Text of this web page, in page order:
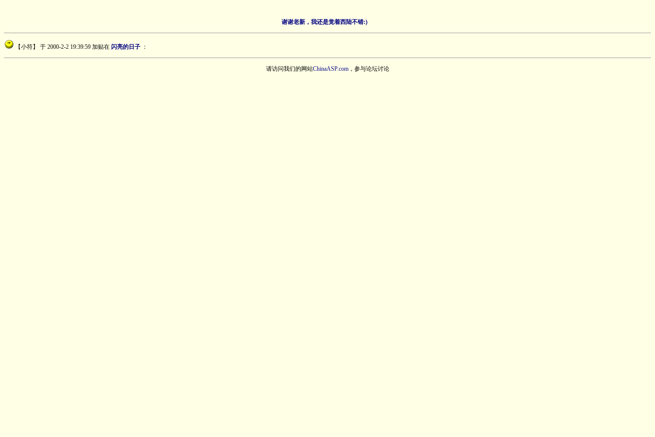
谢谢老新，我还是觉着西陆不错:)
【小符】 于 2000-2-2 19:39:59 加贴在 闪亮的日子 ：
请访问我们的网站ChinaASP.com，参与论坛讨论